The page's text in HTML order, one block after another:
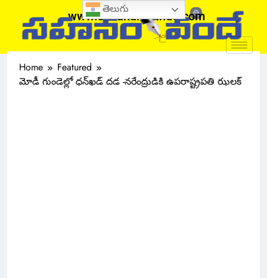
www.sahanamvande.com
Home
Featured
మోడీ గుండెల్లో ధన్‌ఖడ్‌ దడ -నరేంద్రుడికి ఉపరాష్ట్రపతి ఝలక్
తెలుగు